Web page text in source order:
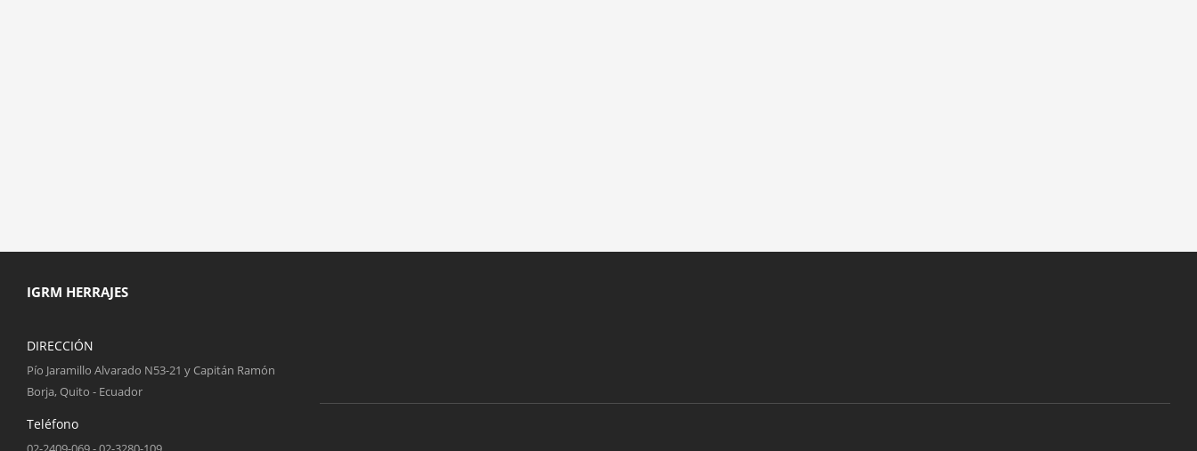
IGRM HERRAJES
DIRECCIÓN
Pío Jaramillo Alvarado N53-21 y Capitán Ramón
Borja, Quito - Ecuador
Teléfono